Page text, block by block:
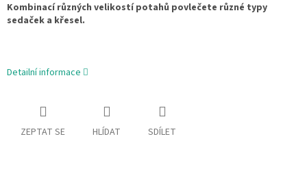
Kombinací různých velikostí potahů povlečete různé typy
sedaček a křesel.
Detailní informace
ZEPTAT SE HLÍDAT SDÍLET